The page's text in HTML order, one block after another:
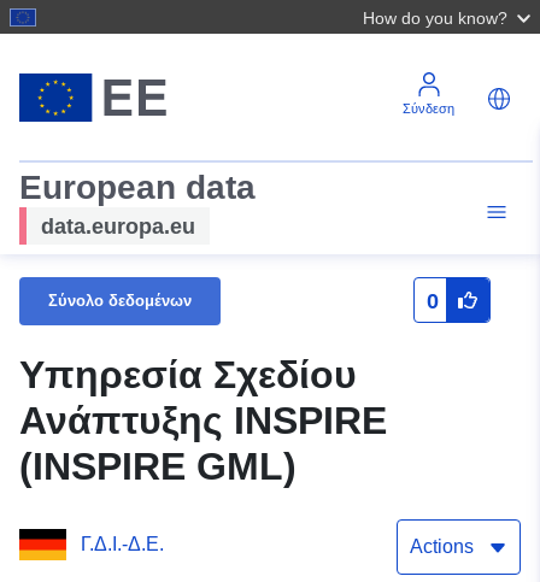
How do you know?
Σύνδεση
European data
data.europa.eu
Σύνολο δεδομένων 0
Υπηρεσία Σχεδίου
Ανάπτυξης INSPIRE
(INSPIRE GML)
Γ.Δ.Ι.-Δ.Ε. Actions